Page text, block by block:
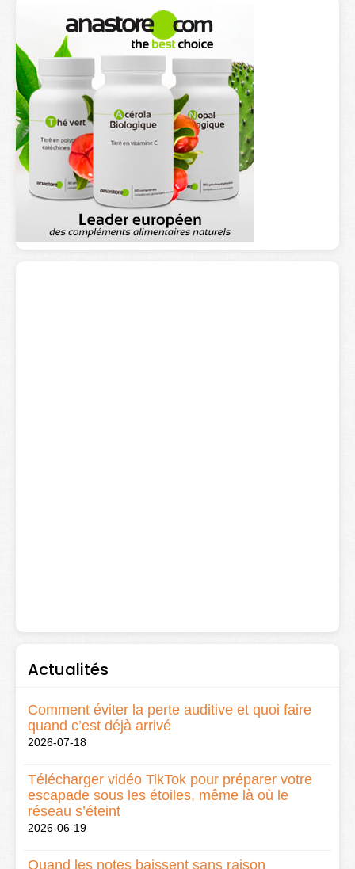
Actualités
Comment éviter la perte auditive et quoi faire
quand c’est déjà arrivé
2026-07-18
Télécharger vidéo TikTok pour préparer votre
escapade sous les étoiles, même là où le
réseau s’éteint
2026-06-19
Quand les notes baissent sans raison